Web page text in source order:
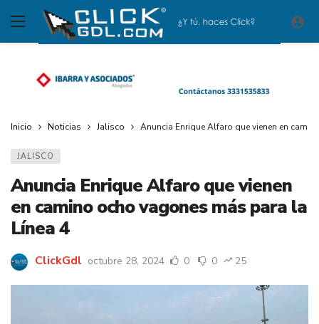
Inicio Noticias Jalisco Anuncia Enrique Alfaro que vienen en
JALISCO
Anuncia Enrique Alfaro que vienen
en camino ocho vagones más para la
Línea 4
ClickGdl octubre 28, 2024 0 0 25